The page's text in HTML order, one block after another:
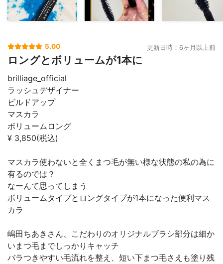
5.00 更新日時：6ヶ月以上前
ロングとボリュームが1本に
brilliage_official
ラッシュデザイナー
ビルドアップ
マスカラ
ボリュームロング
¥ 3,850(税込)
マスカラ使わないと全くまつ毛が無い様な状態の私の為に
有るのでは？
なーんて思ってしまう
ボリュームタイプとロングタイプが1本になった便利マス
カラ
嶋田ちあきさん、こだわりのオリジナルブラシ部分は細か
いまつ毛までしっかりキャッチ
バラつきやすい毛流れを整え、短い下まつ毛さえも塗り残